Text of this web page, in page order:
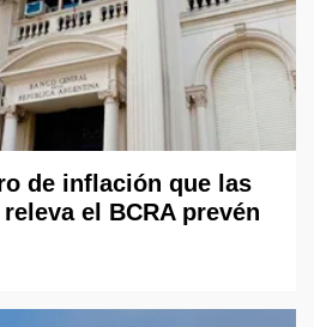
de inflación que las
el BCRA prevén